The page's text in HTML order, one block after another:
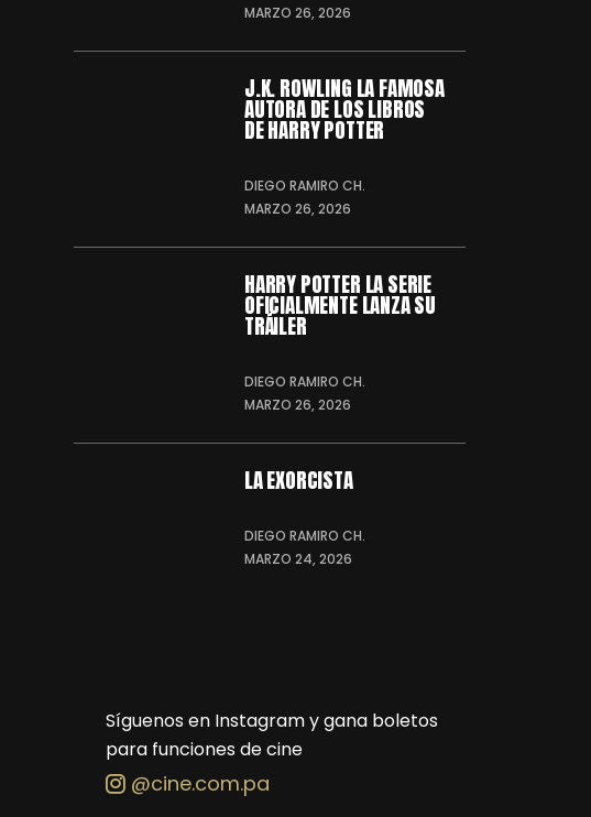
MARZO 26, 2026
J.K. ROWLING LA FAMOSA
AUTORA DE LOS LIBROS
DE HARRY POTTER
DIEGO RAMIRO CH.
MARZO 26, 2026
HARRY POTTER LA SERIE
OFICIALMENTE LANZA SU
TRÁILER
DIEGO RAMIRO CH.
MARZO 26, 2026
LA EXORCISTA
DIEGO RAMIRO CH.
MARZO 24, 2026
Síguenos en Instagram y gana boletos
para funciones de cine
@cine.com.pa